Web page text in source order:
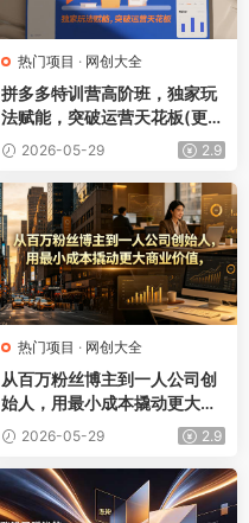
热门项目 · 网创大全
拼多多特训营高阶班，独家玩
法赋能，突破运营天花板(更新
26年5月29日)
2026-05-29 2.9
热门项目 · 网创大全
从百万粉丝博主到一人公司创
始人，用最小成本撬动更大商
业价值
2026-05-29 2.9